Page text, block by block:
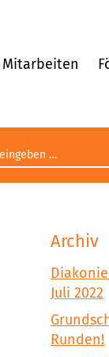
Mitarbeiten
eingeben
Archiv
Juli 2022
Runden!